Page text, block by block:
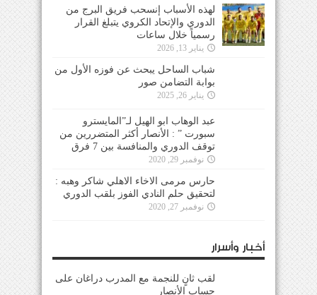
لهذه الأسباب إنسحب فريق البرج من
الدوري والإتحاد الكروي يتبلغ القرار
رسمياً خلال ساعات
يناير 13, 2026
شباب الساحل يبحث عن فوزه الأول من
بوابة التضامن صور
يناير 26, 2025
عبد الوهاب ابو الهيل لـ”المايسترو
سبورت ” : الأنصار أكثر المتضررين من
توقف الدوري والمنافسة بين 7 فرق
نوفمبر 29, 2020
حارس مرمى الاخاء الاهلي شاكر وهبه :
لتحقيق حلم النادي الفوز بلقب الدوري
نوفمبر 27, 2020
أخبار وأسرار
لقب ثانٍ للنجمة مع المدرب دراغان على
حساب الأنصار